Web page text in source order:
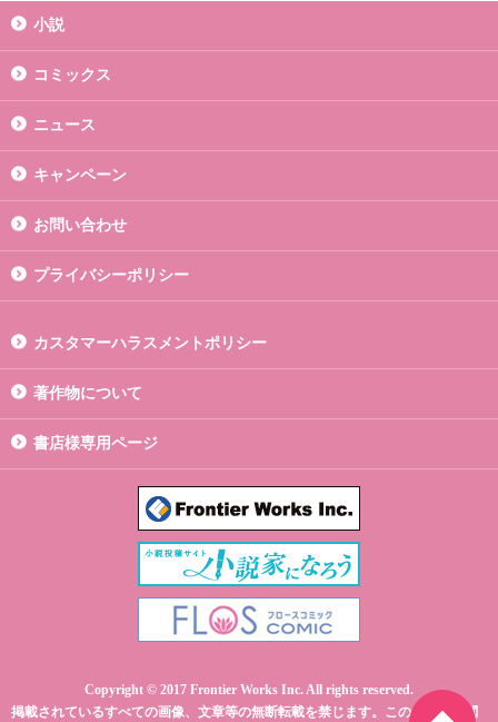
小説
コミックス
ニュース
キャンペーン
お問い合わせ
プライバシーポリシー
カスタマーハラスメントポリシー
著作物について
書店様専用ページ
Copyright © 2017 Frontier Works Inc. All rights reserved.
掲載されているすべての画像、文章等の無断転載を禁じます。このサイトの閲